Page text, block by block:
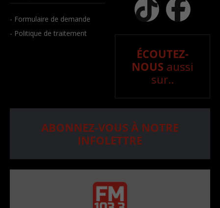
- Formulaire de demande
- Politique de traitement
ÉCOUTEZ-
NOUS aussi
sur..
ABONNEZ-VOUS À NOTRE
INFOLETTRE